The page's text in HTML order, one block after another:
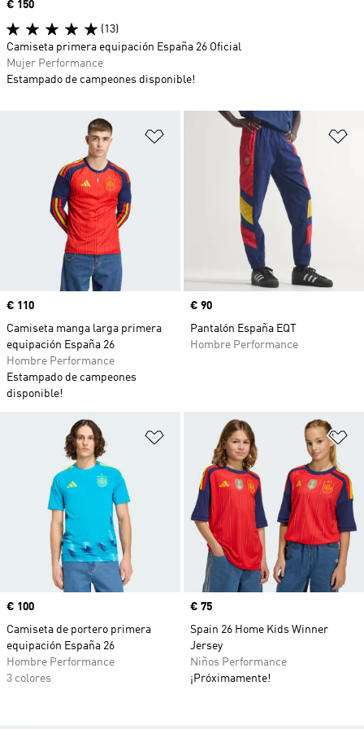
Añadir a la lista de deseos
Precio
€ 110
Camiseta manga larga primera
equipación España 26
Hombre Performance
Estampado de campeones
disponible!
Precio
€ 90
Pantalón España EQT
Hombre Performance
Añadir a la lista de deseos
Precio
€ 100
Camiseta de portero primera
equipación España 26
Hombre Performance
3 colores
Precio
€ 75
Spain 26 Home Kids Winner
Jersey
Niños Performance
¡Próximamente!
Precio
€ 150
(13)
Camiseta primera equipación España 26 Oficial
Mujer Performance
Estampado de campeones disponible!